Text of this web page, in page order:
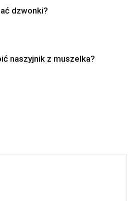
dzwonki?
naszyjnik z muszelka?